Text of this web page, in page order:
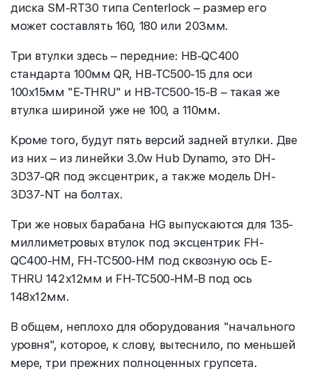
диска SM-RT30 типа Centerlock – размер его
может составлять 160, 180 или 203мм.
Три втулки здесь – передние: HB-QC400
стандарта 100мм QR, HB-TC500-15 для оси
100х15мм "E-THRU" и HB-TC500-15-B – такая же
втулка шириной уже не 100, а 110мм.
Кроме того, будут пять версий задней втулки. Две
из них – из линейки 3.0w Hub Dynamo, это DH-
3D37-QR под эксцентрик, а также модель DH-
3D37-NT на болтах.
Три же новых барабана HG выпускаются для 135-
миллиметровых втулок под эксцентрик FH-
QC400-HM, FH-TC500-HM под сквозную ось E-
THRU 142х12мм и FH-TC500-HM-B под ось
148х12мм.
В общем, неплохо для оборудования "начального
уровня", которое, к слову, вытеснило, по меньшей
мере, три прежних полноценных групсета.